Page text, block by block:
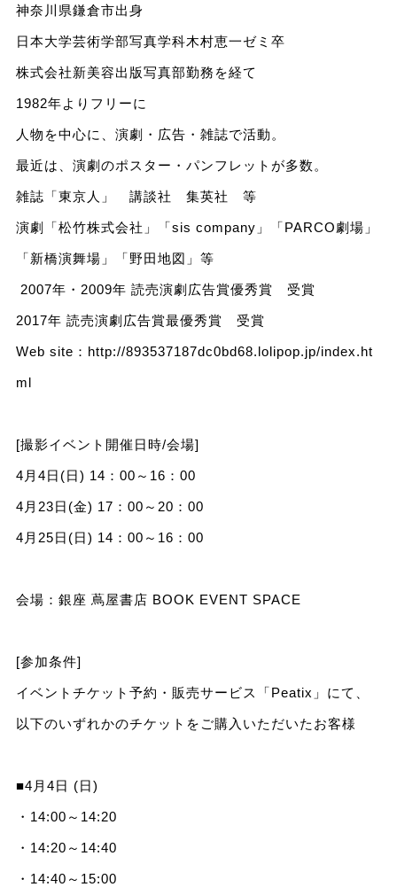
神奈川県鎌倉市出身
日本大学芸術学部写真学科木村恵一ゼミ卒
株式会社新美容出版写真部勤務を経て
1982年よりフリーに
人物を中心に、演劇・広告・雑誌で活動。
最近は、演劇のポスター・パンフレットが多数。
雑誌「東京人」 講談社 集英社 等
演劇「松竹株式会社」「sis company」「PARCO劇場」
「新橋演舞場」「野田地図」等
2007年・2009年 読売演劇広告賞優秀賞 受賞
2017年 読売演劇広告賞最優秀賞 受賞
Web site： http://893537187dc0bd68.lolipop.jp/index.ht
ml
[撮影イベント開催日時/会場]
4月4日(日) 14：00～16：00
4月23日(金) 17：00～20：00
4月25日(日) 14：00～16：00
会場：銀座 蔦屋書店 BOOK EVENT SPACE
[参加条件]
イベントチケット予約・販売サービス「Peatix」にて、
以下のいずれかのチケットをご購入いただいたお客様
■4月4日 (日)
・14:00～14:20
・14:20～14:40
・14:40～15:00